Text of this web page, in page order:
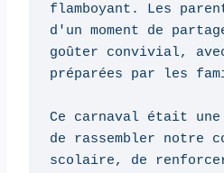
flamboyant. Les
d'un moment de
goûter convivial,
préparées par les
Ce carnaval était
de rassembler notre
scolaire, de